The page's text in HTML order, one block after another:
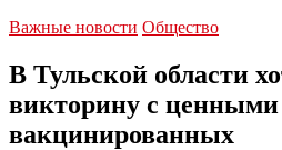
Важные новости Общество
В Тульской области
викторину с
вакцинированных